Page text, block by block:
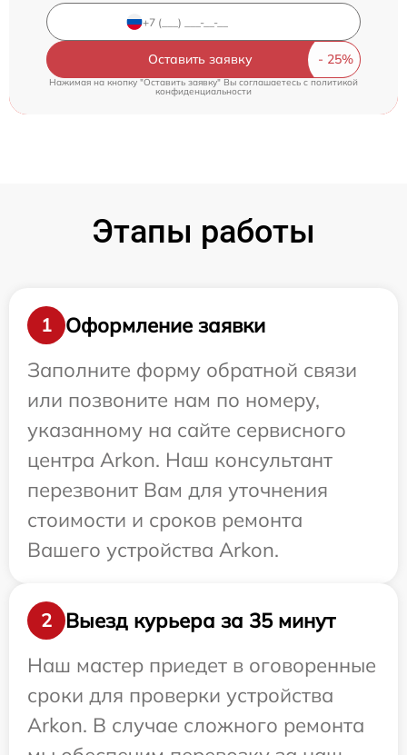
Оставить заявку
Нажимая на кнопку "Оставить заявку" Вы соглашаетесь c политикой
конфиденциальности
Этапы работы
1
Оформление заявки
Заполните форму обратной связи
или позвоните нам по номеру,
указанному на сайте сервисного
центра Arkon. Наш консультант
перезвонит Вам для уточнения
стоимости и сроков ремонта
Вашего устройства Arkon.
2
Выезд курьера за 35 минут
Наш мастер приедет в оговоренные
сроки для проверки устройства
Arkon. В случае сложного ремонта